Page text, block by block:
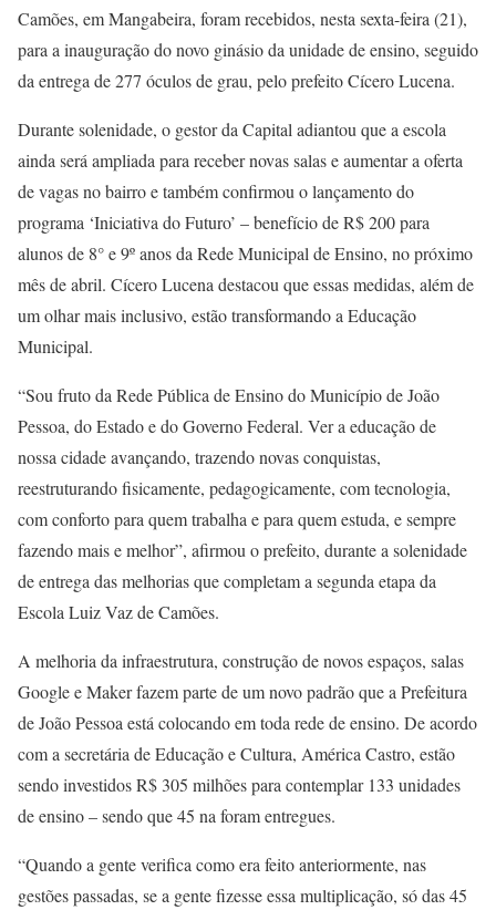
Camões, em Mangabeira, foram recebidos, nesta sexta-feira (21),
para a inauguração do novo ginásio da unidade de ensino, seguido
da entrega de 277 óculos de grau, pelo prefeito Cícero Lucena.
Durante solenidade, o gestor da Capital adiantou que a escola
ainda será ampliada para receber novas salas e aumentar a oferta
de vagas no bairro e também confirmou o lançamento do
programa ‘Iniciativa do Futuro’ – benefício de R$ 200 para
alunos de 8° e 9º anos da Rede Municipal de Ensino, no próximo
mês de abril. Cícero Lucena destacou que essas medidas, além de
um olhar mais inclusivo, estão transformando a Educação
Municipal.
“Sou fruto da Rede Pública de Ensino do Município de João
Pessoa, do Estado e do Governo Federal. Ver a educação de
nossa cidade avançando, trazendo novas conquistas,
reestruturando fisicamente, pedagogicamente, com tecnologia,
com conforto para quem trabalha e para quem estuda, e sempre
fazendo mais e melhor”, afirmou o prefeito, durante a solenidade
de entrega das melhorias que completam a segunda etapa da
Escola Luiz Vaz de Camões.
A melhoria da infraestrutura, construção de novos espaços, salas
Google e Maker fazem parte de um novo padrão que a Prefeitura
de João Pessoa está colocando em toda rede de ensino. De acordo
com a secretária de Educação e Cultura, América Castro, estão
sendo investidos R$ 305 milhões para contemplar 133 unidades
de ensino – sendo que 45 na foram entregues.
“Quando a gente verifica como era feito anteriormente, nas
gestões passadas, se a gente fizesse essa multiplicação, só das 45